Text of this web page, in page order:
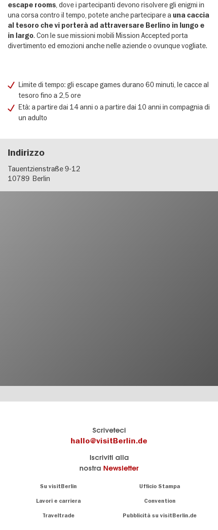
escape rooms, dove i partecipanti devono risolvere gli enigmi in
una corsa contro il tempo, potete anche partecipare a una caccia
al tesoro che vi porterà ad attraversare Berlino in lungo e
in largo. Con le sue missioni mobili Mission Accepted porta
divertimento ed emozioni anche nelle aziende o ovunque vogliate.
Limite di tempo: gli escape games durano 60 minuti, le cacce al
tesoro fino a 2,5 ore
Età: a partire dai 14 anni o a partire dai 10 anni in compagnia di
un adulto
Indirizzo
Tauentzienstraße 9-12
10789 Berlin
Scriveteci
hallo@visitBerlin.de
Iscriviti alla
nostra Newsletter
Su visitBerlin Ufficio Stampa
Lavori e carriera Convention
Traveltrade Pubblicità su visitBerlin.de
sind
für Sie da.